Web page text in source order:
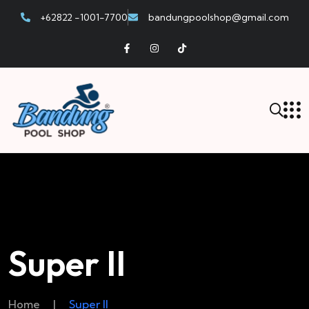
+62822 -1001-7700 bandungpoolshop@gmail.com
Super II
Home | Super II